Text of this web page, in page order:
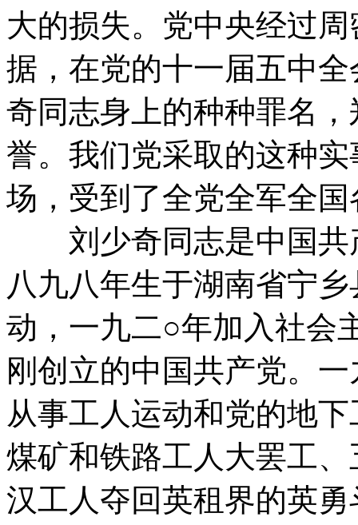
大的损失。党中央经过
据，在党的十一届五中
奇同志身上的种种罪名
誉。我们党采取的这种
场，受到了全党全军全
刘少奇同志是中国共
八九八年生于湖南省宁
动，一九二○年加入社会
刚创立的中国共产党。
从事工人运动和党的地
煤矿和铁路工人大罢工
汉工人夺回英租界的英